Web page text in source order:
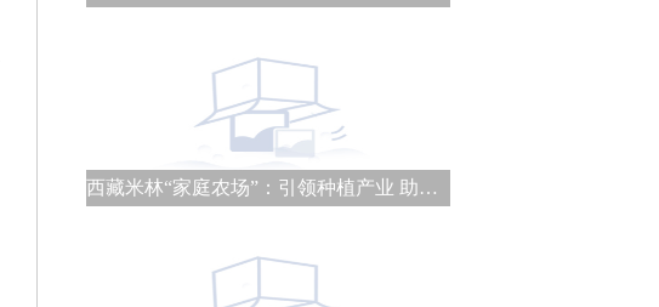
西藏米林“家庭农场”：引领种植产业 助力乡村振兴